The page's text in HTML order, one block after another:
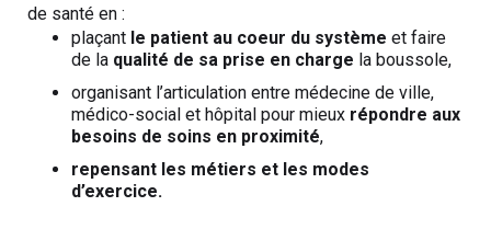
de santé en :
plaçant le patient au coeur du système et faire
de la qualité de sa prise en charge la boussole,
organisant l’articulation entre médecine de ville,
médico-social et hôpital pour mieux répondre aux
besoins de soins en proximité,
repensant les métiers et les modes
d’exercice.